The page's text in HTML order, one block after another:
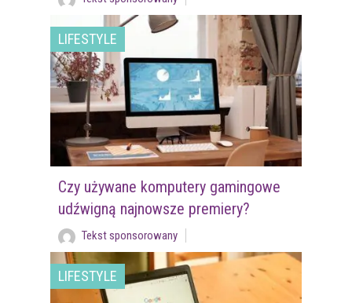
LIFESTYLE
Czy używane komputery gamingowe
udźwigną najnowsze premiery?
Tekst sponsorowany
LIFESTYLE